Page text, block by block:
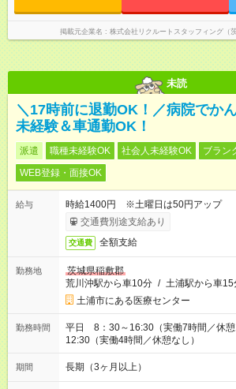
掲載元企業名 株式会社リクルートスタッフィング（
未読
＼17時前に退勤OK！／病院でか
未経験＆車通勤OK！
派遣 職種未経験OK 社会人未経験OK
ブラン
WEB登録・面接OK
給与
時給1400円 ※土曜日は50円アップ
交通費別途支給あり
交通費 全額支給
勤務地
茨城県稲敷郡
荒川沖駅から車10分 / 土浦駅から車15
土浦市にある医療センター
勤務時間
平日 8：30～16:30（実働7時間／休
12:30（実働4時間／休憩なし）
期間 長期（3ヶ月以上）